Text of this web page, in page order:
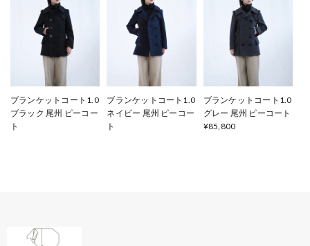
ブランケットコート1.0
ブラック 尾州 ピーコー
ト
ブランケットコート1.0
ネイビー 尾州 ピーコー
ト
ブランケットコート1.0
グレー 尾州 ピーコート
¥85,800